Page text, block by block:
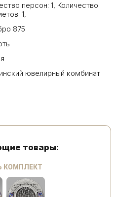
персон: 1, Количество
1,
875
ювелирный комбинат
товары:
КОМПЛЕКТ